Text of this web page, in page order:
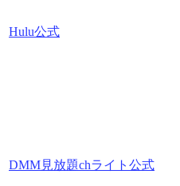
Hulu公式
DMM見放題chライト公式